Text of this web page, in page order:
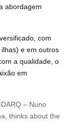
abordagem
com
e em outros
a qualidade, o
em
– Nuno
thinks about the